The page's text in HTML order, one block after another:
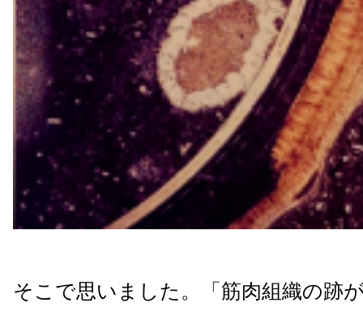
そこで思いました。「筋肉組織の跡